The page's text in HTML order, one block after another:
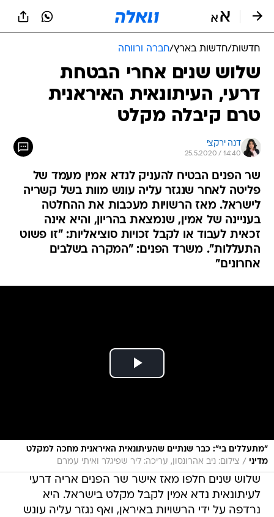
חדשות/חדשות בארץ/חברה ורווחה
שלוש שנים אחרי הבטחת
דרעי, העיתונאית האיראנית
טרם קיבלה מקלט
דנה ירקצי
25.5.2020 / 14:40
שר הפנים הבטיח להעניק לנדא אמין מעמד של
פליטה לאחר שנגזר עליה עונש מוות בשל קשריה
לישראל. מאז הרשויות מעכבות את ההחלטה
בעניינה של אמין, שנמצאת בהריון, והיא אינה
זכאית לעבוד או לקבל זכויות סוציאליות: "זו פשוט
התעללות". משרד הפנים: "המקרה בשלבים
אחרונים"
"מתעללים בי": כבר שנתיים שהעיתונאית האיראנית מחכה למקלט
מדיני / צילום: ניב אהרונסון, עריכה: ליר שפיגלר ואיתי עמרם
שלוש שנים חלפו מאז אישר שר הפנים אריה דרעי
לעיתונאית נדא אמין לקבל מקלט בישראל. היא
נרדפה על ידי הרשויות באיראן, ואף נגזר עליה עונש